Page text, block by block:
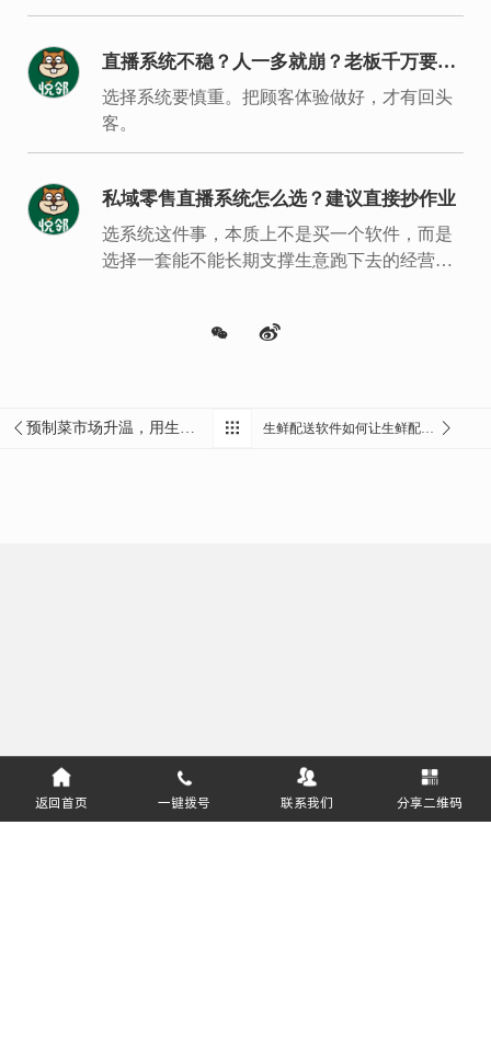
直播系统不稳？人一多就崩？老板千万要重
视
选择系统要慎重。把顾客体验做好，才有回头
客。
私域零售直播系统怎么选？建议直接抄作业
选系统这件事，本质上不是买一个软件，而是
选择一套能不能长期支撑生意跑下去的经营底
返回首页 一键拨号 联系我们 分享二维码